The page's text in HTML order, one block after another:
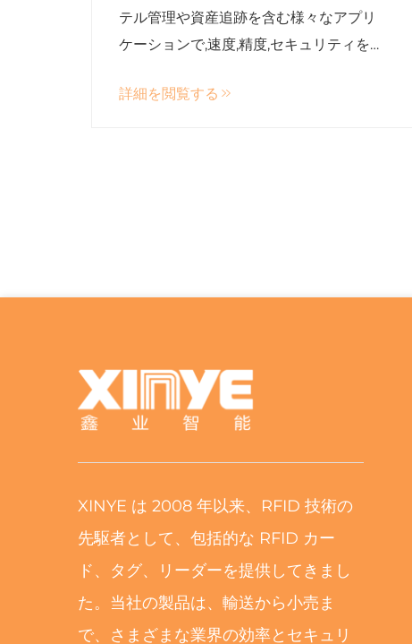
テル管理や資産追跡を含む様々なアプリ
ケーションで,速度,精度,セキュリティを向
供しています.
詳細を閲覧する
XINYE は 2008 年以来、RFID 技術の
先駆者として、包括的な RFID カー
ド、タグ、リーダーを提供してきまし
た。当社の製品は、輸送から小売ま
で、さまざまな業界の効率とセキュリ